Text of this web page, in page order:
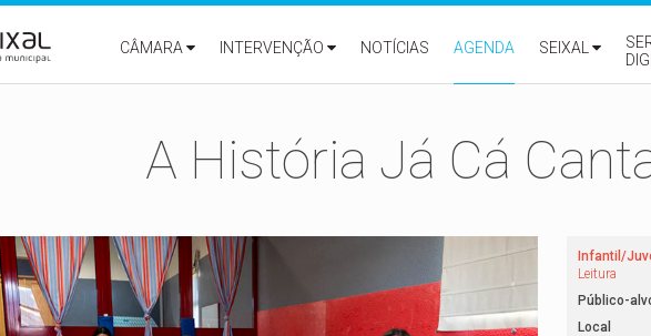
CÂMARA
INTERVENÇÃO NOTÍCIAS AGENDA SEIXAL
A História Já Cá
Infantil/
Leitura
Público-
Local